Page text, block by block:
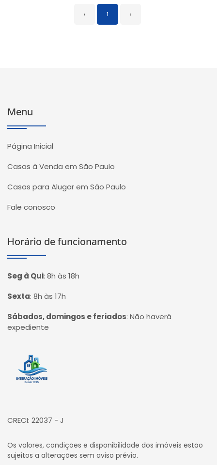
‹ 1 ›
Menu
Página Inicial
Casas à Venda em São Paulo
Casas para Alugar em São Paulo
Fale conosco
Horário de funcionamento
Seg à Qui: 8h às 18h
Sexta: 8h às 17h
Sábados, domingos e feriados: Não haverá
expediente
Página inicial
CRECI: 22037 - J
Os valores, condições e disponibilidade dos imóveis estão
sujeitos a alterações sem aviso prévio.